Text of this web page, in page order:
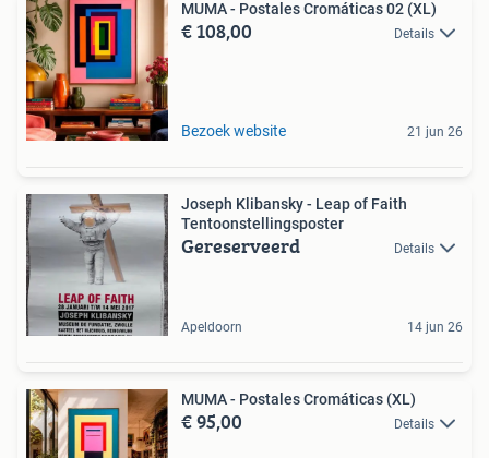
MUMA - Postales Cromáticas 02 (XL)
€ 108,00 Details
Bezoek website 21 jun 26
Joseph Klibansky - Leap of Faith
Tentoonstellingsposter
Gereserveerd Details
Apeldoorn 14 jun 26
MUMA - Postales Cromáticas (XL)
€ 95,00 Details